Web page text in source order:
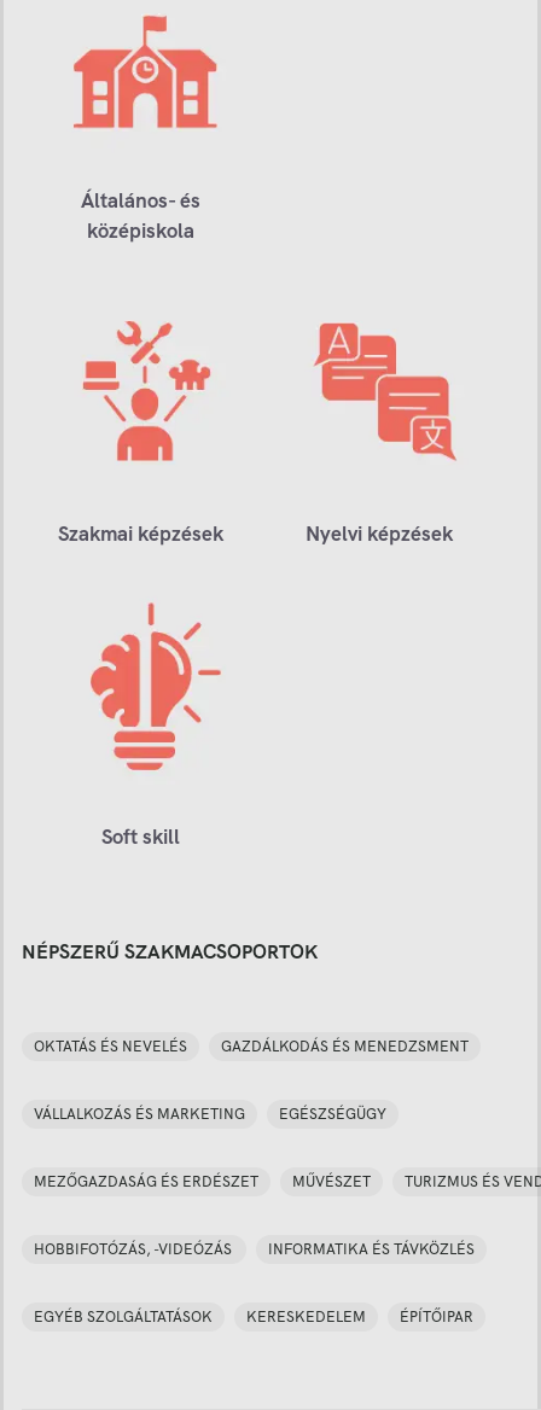
Általános- és
középiskola
Szakmai képzések Nyelvi képzések
Soft skill
NÉPSZERŰ SZAKMACSOPORTOK
OKTATÁS ÉS NEVELÉS GAZDÁLKODÁS ÉS MENEDZSMENT
VÁLLALKOZÁS ÉS MARKETING EGÉSZSÉGÜGY
MEZŐGAZDASÁG ÉS ERDÉSZET MŰVÉSZET TURIZMUS ÉS
HOBBIFOTÓZÁS, -VIDEÓZÁS INFORMATIKA ÉS TÁVKÖZLÉS
EGYÉB SZOLGÁLTATÁSOK KERESKEDELEM ÉPÍTŐIPAR